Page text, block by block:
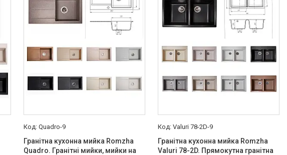
Quadro-9
Гранітна кухонна мийка Romzha
Quadro. Гранітні мийки, мийки на
Valuri 78-2D-9
Гранітна кухонна мийка Romzha
Valuri 78-2D. Прямокутна гранітна